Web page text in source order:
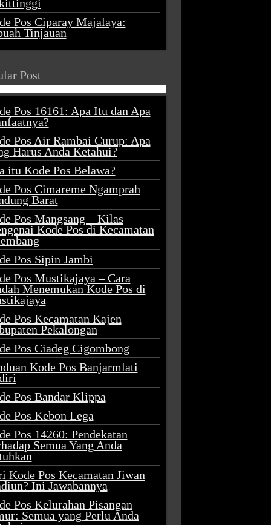
Pos Ciparay Majalaya:
Tinjauan
Post
Pos 16161: Apa Itu dan Apa
Pos Air Rambai Curup: Apa
Harus Anda Ketahui?
itu Kode Pos Belawa?
Pos Cimareme Ngamprah
Barat
Pos Mangsang – Kilas
Kode Pos di Kecamatan
Pos Sipin Jambi
Pos Mustikajaya – Cara
Menemukan Kode Pos di
Pos Kecamatan Kajen
Pekalongan
Pos Ciadeg Cigombong
Kode Pos Banjarmlati
Pos Bandar Klippa
Pos Kebon Lega
Pos 14260: Pendekatan
Semua Yang Anda
Kode Pos Kecamatan Jiwan
Ini Jawabannya
Pos Kelurahan Pisangan
Semua yang Perlu Anda